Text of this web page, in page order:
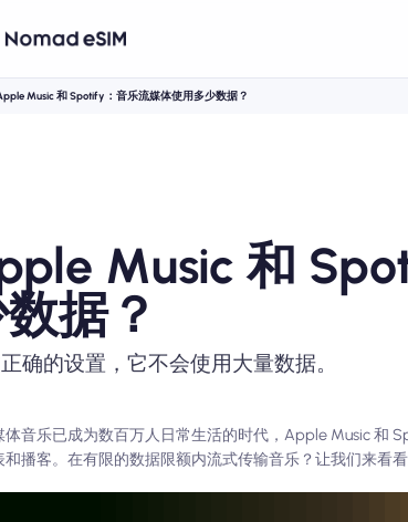
Music 和 Spotify：音乐流媒体使用多少数据？
Music 和
据？
确的设置，它不会使用大量数据。
体音乐已成为数百万人日常生活的时代，Apple Music 和
和播客。在有限的数据限额内流式传输音乐？让我们来看